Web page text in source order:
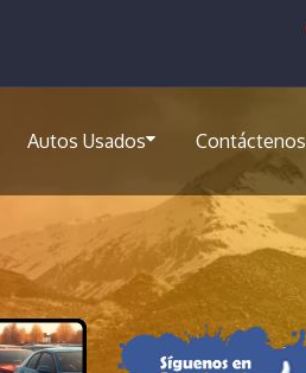
Autos Usados Contáctenos